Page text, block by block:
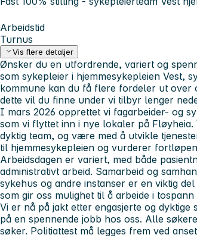
Arbeidstid
Turnus
Vis flere detaljer
Ønsker du en utfordrende, variert og
som sykepleier i hjemmesykepleien Vest,
kommune kan du få flere fordeler ut
dette vil du finne under vi tilbyr lenger
I mars 2026 opprettet vi fagarbeider- og
som vi flyttet inn i nye lokaler på
dyktig team, og være med å utvikle
til hjemmesykepleien og vurderer
Arbeidsdagen er variert, med både
administrativt arbeid. Samarbeid og
sykehus og andre instanser er en viktig
som gir oss mulighet til å arbeide i tospann
Vi er nå på jakt etter engasjerte og
på en spennende jobb hos oss. Alle
søker. Politiattest må legges frem ved